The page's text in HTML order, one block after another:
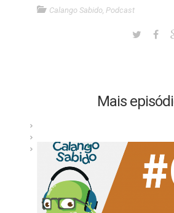
Calango Sabido Podcast
Mais